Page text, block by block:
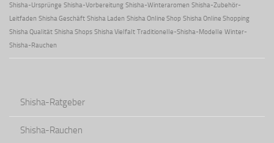
Shisha-Ursprünge Shisha-Vorbereitung Shisha-Winteraromen Shisha-Zubehör-
Leitfaden Shisha Geschäft Shisha Laden Shisha Online Shop Shisha Online Shopping
Shisha Qualität Shisha Shops Shisha Vielfalt Traditionelle-Shisha-Modelle Winter-
Shisha-Rauchen
Shisha-Ratgeber
Shisha-Rauchen